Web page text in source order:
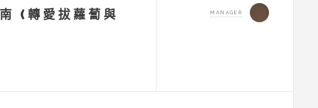
(轉愛拔蘿蔔與
MANAGER